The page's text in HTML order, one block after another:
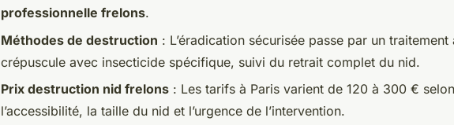
professionnelle frelons.
Méthodes de destruction : L’éradication sécurisée passe par un traitement
crépuscule avec insecticide spécifique, suivi du retrait complet du nid.
Prix destruction nid frelons : Les tarifs à Paris varient de 120 à 300 € selon
l’accessibilité, la taille du nid et l’urgence de l’intervention.